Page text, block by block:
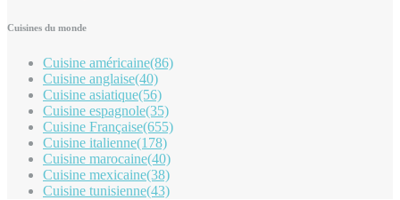
Cuisines du monde
Cuisine américaine(86)
Cuisine anglaise(40)
Cuisine asiatique(56)
Cuisine espagnole(35)
Cuisine Française(655)
Cuisine italienne(178)
Cuisine marocaine(40)
Cuisine mexicaine(38)
Cuisine tunisienne(43)